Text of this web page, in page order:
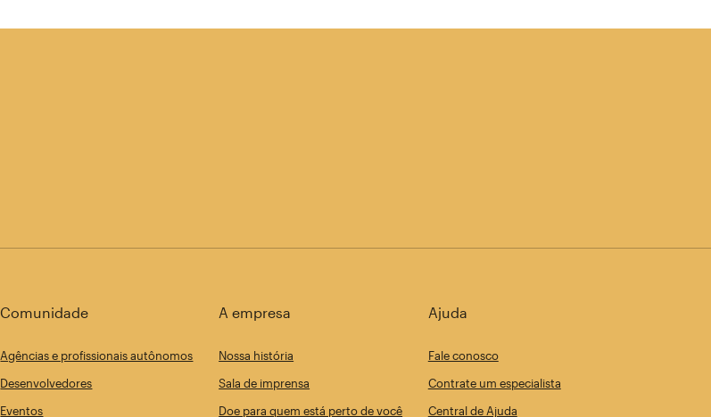
Comunidade
Agências e profissionais autônomos
Desenvolvedores
Eventos
A empresa
Nossa história
Sala de imprensa
Doe para quem está perto de você
Ajuda
Fale conosco
Contrate um especialista
Central de Ajuda